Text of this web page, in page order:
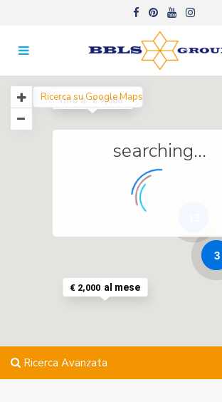
€ 2,000 al mese
fino a € 9,000
3
searching...
Ricerca Avanzata